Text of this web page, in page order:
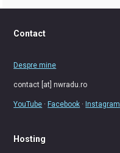
Contact
Despre mine
contact [at] nwradu.ro
YouTube ·Facebook ·Instagram
Hosting